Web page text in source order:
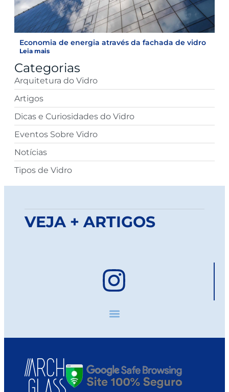
Economia de energia através da fachada de vidro
Leia mais
Categorias
Arquitetura do Vidro
Artigos
Dicas e Curiosidades do Vidro
Eventos Sobre Vidro
Notícias
Tipos de Vidro
VEJA + ARTIGOS